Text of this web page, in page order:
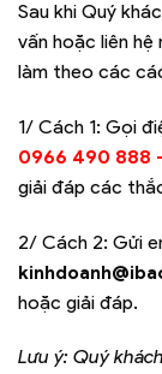
Sau khi Quý
vấn hoặc liên hệ
làm theo các
1/ Cách 1: Gọi
0966 490 888
giải đáp các
2/ Cách 2: Gửi
hoặc giải đáp.
Lưu ý: Quý